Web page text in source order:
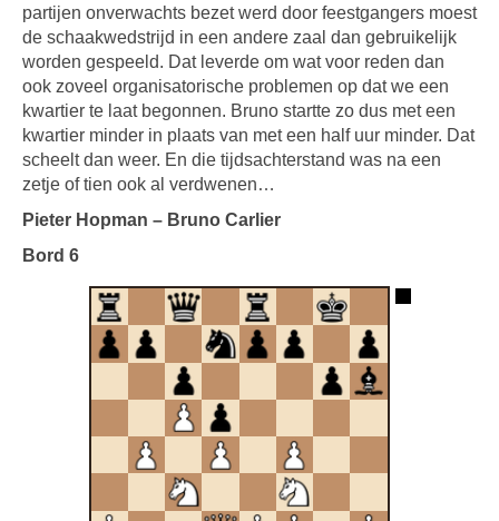
partijen onverwachts bezet werd door feestgangers moest
de schaakwedstrijd in een andere zaal dan gebruikelijk
worden gespeeld. Dat leverde om wat voor reden dan
ook zoveel organisatorische problemen op dat we een
kwartier te laat begonnen. Bruno startte zo dus met een
kwartier minder in plaats van met een half uur minder. Dat
scheelt dan weer. En die tijdsachterstand was na een
zetje of tien ook al verdwenen…
Pieter Hopman – Bruno Carlier
Bord 6